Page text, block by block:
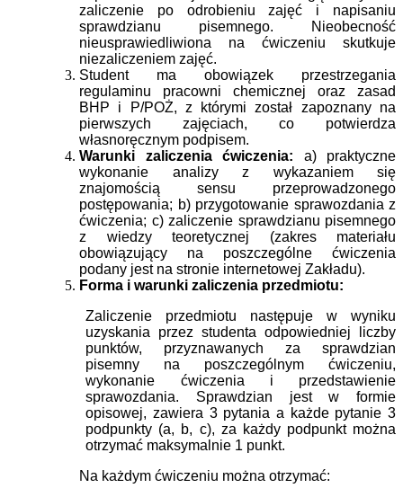
zaliczenie po odrobieniu zajęć i napisaniu
sprawdzianu pisemnego. Nieobecność
nieusprawiedliwiona na ćwiczeniu skutkuje
niezaliczeniem zajęć.
Student ma obowiązek przestrzegania
regulaminu pracowni chemicznej oraz zasad
BHP i P/POŻ, z którymi został zapoznany na
pierwszych zajęciach, co potwierdza
własnoręcznym podpisem.
Warunki zaliczenia ćwiczenia: a) praktyczne
wykonanie analizy z wykazaniem się
znajomością sensu przeprowadzonego
postępowania; b) przygotowanie sprawozdania z
ćwiczenia; c) zaliczenie sprawdzianu pisemnego
z wiedzy teoretycznej (zakres materiału
obowiązujący na poszczególne ćwiczenia
podany jest na stronie internetowej Zakładu).
Forma i warunki zaliczenia przedmiotu:
Zaliczenie przedmiotu następuje w wyniku
uzyskania przez studenta odpowiedniej liczby
punktów, przyznawanych za sprawdzian
pisemny na poszczególnym ćwiczeniu,
wykonanie ćwiczenia i przedstawienie
sprawozdania. Sprawdzian jest w formie
opisowej, zawiera 3 pytania a każde pytanie 3
podpunkty (a, b, c), za każdy podpunkt można
otrzymać maksymalnie 1 punkt.
Na każdym ćwiczeniu można otrzymać: